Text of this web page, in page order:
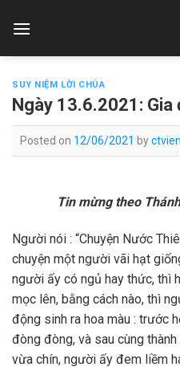
SUY NIỆM LỜI CHÚA
Ngày 13.6.2021: Gia
Posted on 12/06/2021 by
Tin mừngtheo
Người nói : “Chuyện Nước
chuyện một người vãi hạt
người ấy có ngủ hay thức, thì
mọc lên, bằng cách nào, thì
động sinh ra hoa màu : trước
đòng đòng, và sau cùng
vừa chín, người ấy đem liềm